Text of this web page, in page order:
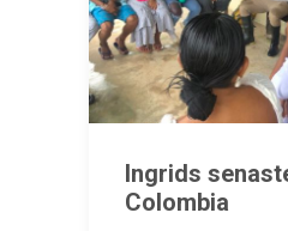
Ingrids
Colombia